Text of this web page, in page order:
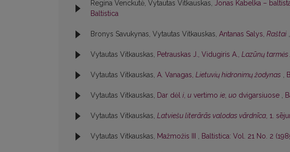
Regina Venckutė, Vytautas Vitkauskas, Jonas Kabelka –
Baltistica
Bronys Savukynas, Vytautas Vitkauskas, Antanas Salys, Raštai ,
Vytautas Vitkauskas, Petrauskas J., Vidugiris A., Lazūnų tarmės
Vytautas Vitkauskas, A. Vanagas, Lietuvių hidronimų žodynas ,
Vytautas Vitkauskas, Dar dėl i, u vertimo ie, uo dvigarsiuose ,
Vytautas Vitkauskas, Latviešu literārās valodas vārdnīca, 1.
Vytautas Vitkauskas, Mažmožis III , Baltistica: Vol. 21 No. 2